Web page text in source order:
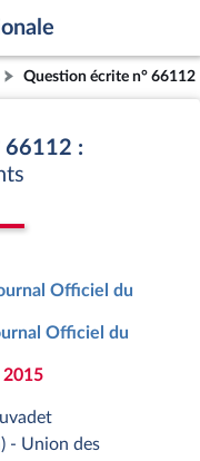
Question écrite n° 66112
66112 :
Officiel du
Officiel du
- Union des